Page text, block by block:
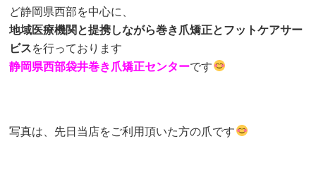
ど静岡県西部を中心に、
地域医療機関と提携しながら巻き爪矯正とフットケアサー
ビスを行っております
静岡県西部袋井巻き爪矯正センターです
写真は、先日当店をご利用頂いた方の爪です